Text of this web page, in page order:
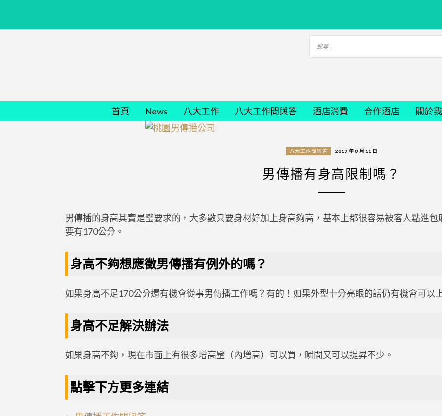
首頁 News 八大工作 八大工作問與答 酒店消費 合作酒店 關於
八大工作問與答 2019 年 8 月 11 日
男傳播有身高限制嗎？
男傳播的身高其實是蠻要求的，大多數只要身材好加上身高夠高，基本上都很容易被客人點進
要有170公分。
身高不夠想應徵男傳播有例外的嗎？
如果身高不足170公分還有機會從事男傳播工作嗎？有的！如果外型十分亮眼的話仍有機會可以
身高不足解決辦法
如果身高不夠，現在市面上有很多增高壂（內增高）可以買，瞬間又可以提昇不少。
點擊下方更多連結